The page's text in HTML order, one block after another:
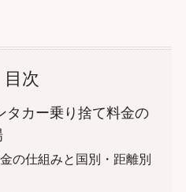
目次
タカー乗り捨て料金の
の仕組みと国別・距離別